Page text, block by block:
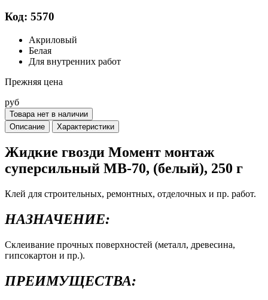
Код: 5570
Акриловый
Белая
Для внутренних работ
Прежняя цена
руб
Товара нет в наличии
Описание
Характеристики
Жидкие гвозди Момент монтаж
суперсильный МВ-70, (белый), 250 г
Клей для строительных, ремонтных, отделочных и пр. работ.
НАЗНАЧЕНИЕ:
Склеивание прочных поверхностей (металл, древесина,
гипсокартон и пр.).
ПРЕИМУЩЕСТВА: